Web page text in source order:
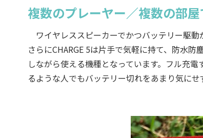
複数のプレーヤー／複数の部
ワイヤレススピーカーでかつバッテリー駆
さらにCHARGE 5は片手で気軽に持て、防水
しながら使える機種となっています。フル充
るような人でもバッテリー切れをあまり気にせ